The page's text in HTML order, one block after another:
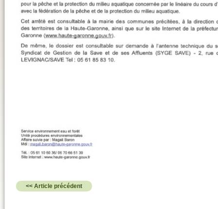
<< Article précédent